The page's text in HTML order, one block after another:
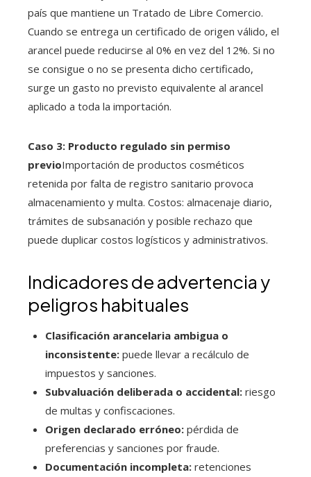
país que mantiene un Tratado de Libre Comercio.
Cuando se entrega un certificado de origen válido, el
arancel puede reducirse al 0% en vez del 12%. Si no
se consigue o no se presenta dicho certificado,
surge un gasto no previsto equivalente al arancel
aplicado a toda la importación.
Caso 3: Producto regulado sin permiso
previoImportación de productos cosméticos
retenida por falta de registro sanitario provoca
almacenamiento y multa. Costos: almacenaje diario,
trámites de subsanación y posible rechazo que
puede duplicar costos logísticos y administrativos.
Indicadores de advertencia y
peligros habituales
Clasificación arancelaria ambigua o
inconsistente: puede llevar a recálculo de
impuestos y sanciones.
Subvaluación deliberada o accidental: riesgo
de multas y confiscaciones.
Origen declarado erróneo: pérdida de
preferencias y sanciones por fraude.
Documentación incompleta: retenciones